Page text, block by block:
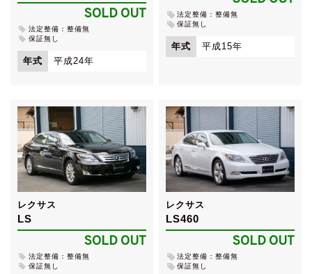
SOLD OUT
法定整備：整備無
保証無し
年式 平成24年
法定整備：整備無
保証無し
年式 平成15年
レクサス
LS
SOLD OUT
法定整備：整備無
保証無し
レクサス
LS460
SOLD OUT
法定整備：整備無
保証無し